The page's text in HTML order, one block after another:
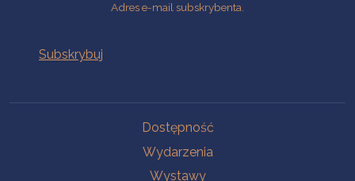
Adres e-mail subskrybenta.
Dostępność
Wydarzenia
Wystawy